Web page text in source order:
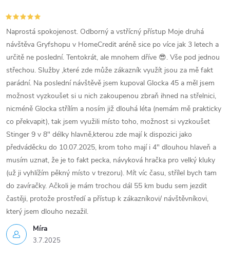
Míra
3.7.2025
Naprostá spokojenost. Odborný a vstřícný přístup Moje druhá
návštěva Gryfshopu v HomeCredit aréně sice po více jak 3 letech a
určitě ne poslední. Tentokrát, ale mnohem dříve 😎. Vše pod jednou
střechou. Služby ,které zde může zákazník využít jsou za mě fakt
parádní. Na poslední návštěvě jsem kupoval Glocka 45 a měl jsem
možnost vyzkoušet si u nich zakoupenou zbraň ihned na střelnici,
nicméně Glocka střílím a nosím již dlouhá léta (nemám mě prakticky
co překvapit), tak jsem využili místo toho, možnost si vyzkoušet
Stinger 9 v 8" délky hlavně,kterou zde mají k dispozici jako
předváděcku do 10.07.2025, krom toho mají i 4" dlouhou hlaveň a
musím uznat, že je to fakt pecka, návyková hračka pro velký kluky
(už ji vyhlížím pěkný místo v trezoru). Mít víc času, střílel bych tam
do zavíračky. Ačkoli je mám trochou dál 55 km budu sem jezdit
častěji, protože prostředí a přístup k zákazníkovi/ návštěvníkovi,
který jsem dlouho nezažil.